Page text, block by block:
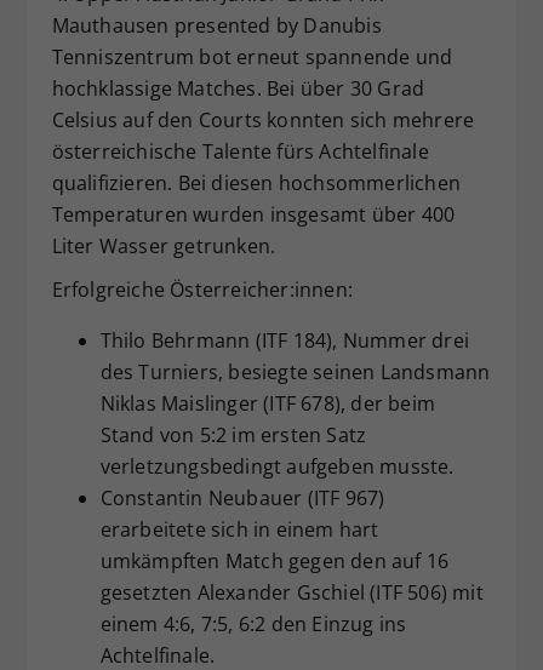
Mauthausen presented by Danubis
Tenniszentrum bot erneut spannende und
hochklassige Matches. Bei über 30 Grad
Celsius auf den Courts konnten sich mehrere
österreichische Talente fürs Achtelfinale
qualifizieren. Bei diesen hochsommerlichen
Temperaturen wurden insgesamt über 400
Liter Wasser getrunken.
Erfolgreiche Österreicher:innen:
Thilo Behrmann (ITF 184), Nummer drei
des Turniers, besiegte seinen Landsmann
Niklas Maislinger (ITF 678), der beim
Stand von 5:2 im ersten Satz
verletzungsbedingt aufgeben musste.
Constantin Neubauer (ITF 967)
erarbeitete sich in einem hart
umkämpften Match gegen den auf 16
gesetzten Alexander Gschiel (ITF 506) mit
einem 4:6, 7:5, 6:2 den Einzug ins
Achtelfinale.
Zweck
Dieser Wert speichert Ihre Consent-
Einstellungen. Unter anderem eine
zufällig generierte ID, für die
historische Speicherung Ihrer
Webseiten-Betreiber dies eingestellt
hat.